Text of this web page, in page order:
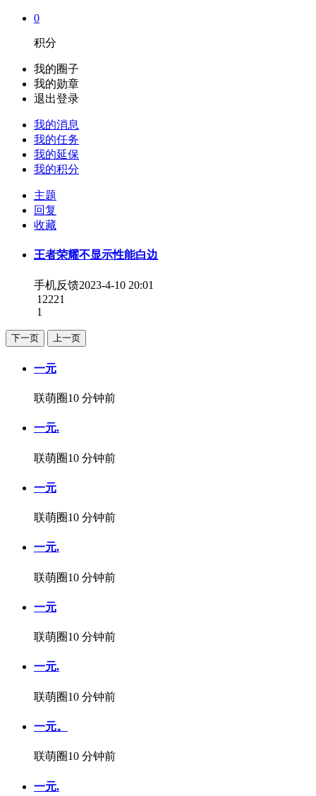
0
积分
我的圈子
我的勋章
退出登录
我的消息
我的任务
我的延保
我的积分
主题
回复
收藏
王者荣耀不显示性能白边
手机反馈2023-4-10 20:01
12221
1
下一页 上一页
一元
联萌圈10 分钟前
一元.
联萌圈10 分钟前
一元
联萌圈10 分钟前
一元.
联萌圈10 分钟前
一元
联萌圈10 分钟前
一元.
联萌圈10 分钟前
一元。
联萌圈10 分钟前
一元.